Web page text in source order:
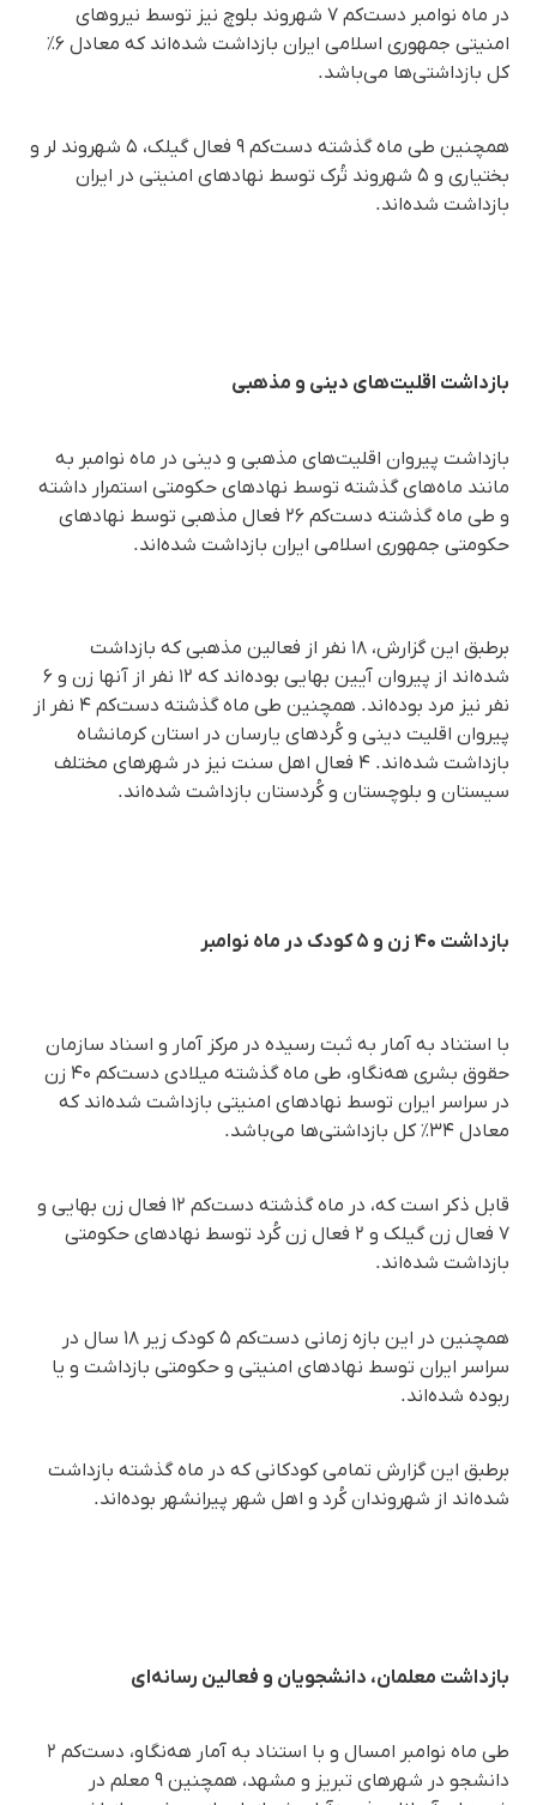
در ماه نوامبر دست‌کم ۷ شهروند بلوچ نیز توسط نیروهای
امنیتی جمهوری اسلامی ایران بازداشت شده‌اند که معادل ۶٪
کل بازداشتی‌ها می‌باشد.
همچنین طی ماه گذشته دست‌کم ۹ فعال گیلک، ۵ شهروند لر و
بختیاری و ۵ شهروند تُرک توسط نهادهای امنیتی در ایران
بازداشت شده‌اند.
بازداشت اقلیت‌های دینی و مذهبی
بازداشت پیروان اقلیت‌های مذهبی و دینی در ماه نوامبر به
مانند ماه‌های گذشته توسط نهادهای حکومتی استمرار داشته
و طی ماه گذشته دست‌کم ۲۶ فعال مذهبی توسط نهادهای
حکومتی جمهوری اسلامی ایران بازداشت شده‌اند.
برطبق این گزارش، ۱۸ نفر از فعالین مذهبی که بازداشت
شده‌اند از پیروان آیین بهایی بوده‌اند که ۱۲ نفر از آنها زن و ۶
نفر نیز مرد بوده‌اند. همچنین طی ماه گذشته دست‌کم ۴ نفر از
پیروان اقلیت دینی و کُردهای یارسان در استان کرمانشاه
بازداشت شده‌اند. ۴ فعال اهل سنت نیز در شهرهای مختلف
سیستان و بلوچستان و کُردستان بازداشت شده‌اند.
بازداشت ۴۰ زن و ۵ کودک در ماه نوامبر
با استناد به آمار به ثبت رسیده در مرکز آمار و اسناد سازمان
حقوق بشری هه‌نگاو، طی ماه گذشته میلادی دست‌کم ۴۰ زن
در سراسر ایران توسط نهادهای امنیتی بازداشت شده‌اند که
معادل ۳۴٪ کل بازداشتی‌ها می‌باشد.
قابل ذکر است که، در ماه گذشته دست‌کم ١٢ فعال زن بهایی و
۷ فعال زن گیلک و ۲ فعال زن کُرد توسط نهادهای حکومتی
بازداشت شده‌اند.
همچنین در این بازه زمانی دست‌کم ۵ کودک زیر ۱۸ سال در
سراسر ایران توسط نهادهای امنیتی و حکومتی بازداشت و یا
ربوده شده‌اند.
برطبق این گزارش تمامی کودکانی که در ماه گذشته بازداشت
شده‌اند از شهروندان کُرد و اهل شهر پیرانشهر بوده‌اند.
بازداشت معلمان، دانشجویان و فعالین رسانه‌ای
طی ماه نوامبر امسال و با استناد به آمار هه‌نگاو، دست‌کم ۲
دانشجو در شهرهای تبریز و مشهد، همچنین ۹ معلم در